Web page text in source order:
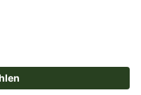
den Rabattcode und künftig
(netto). Einmalig einlösbar.